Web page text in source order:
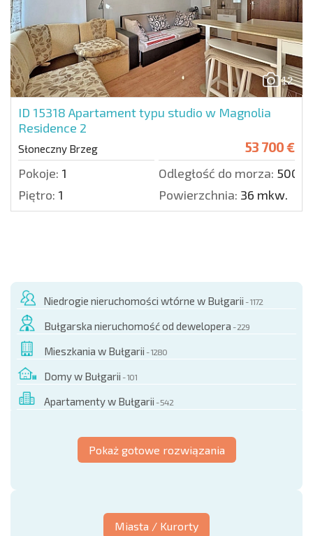
12
ID 15318 Apartament typu studio w Magnolia
Residence 2
Słoneczny Brzeg 53 700 €
Pokoje: 1 Odległość do morza: 500
Piętro: 1 Powierzchnia: 36 mkw.
Niedrogie nieruchomości wtórne w Bułgarii - 1172
Bułgarska nieruchomość od dewelopera - 229
Mieszkania w Bułgarii - 1280
Domy w Bułgarii - 101
Apartamenty w Bułgarii - 542
Pokaż gotowe rozwiązania
Miasta / Kurorty